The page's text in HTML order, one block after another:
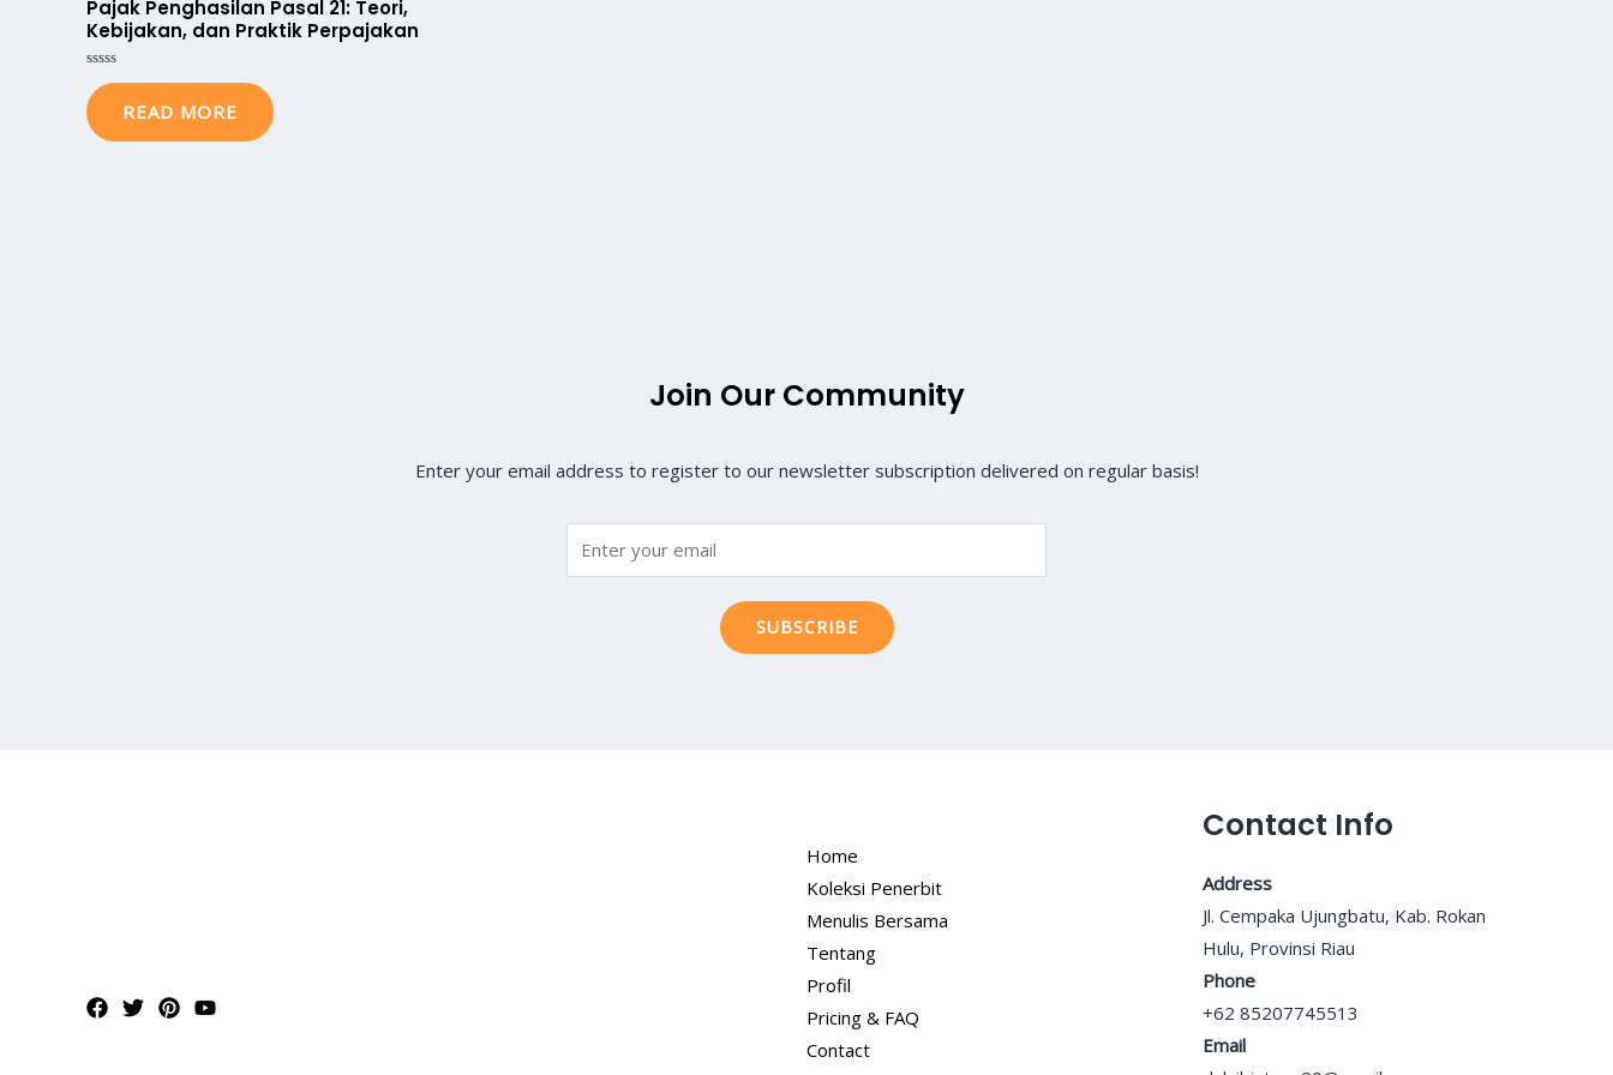
Pajak Penghasilan Pasal 21: Teori,
Kebijakan, dan Praktik Perpajakan
Rated
0
out
of
5
READ MORE
Join Our Community
Enter your email address to register to our newsletter subscription delivered on regular basis!
SUBSCRIBE
Home
Koleksi Penerbit
Menulis Bersama
Tentang
Profil
Pricing & FAQ
Contact
Contact Info
Address
Jl. Cempaka Ujungbatu, Kab. Rokan
Hulu, Provinsi Riau
Phone
+62 85207745513
Email